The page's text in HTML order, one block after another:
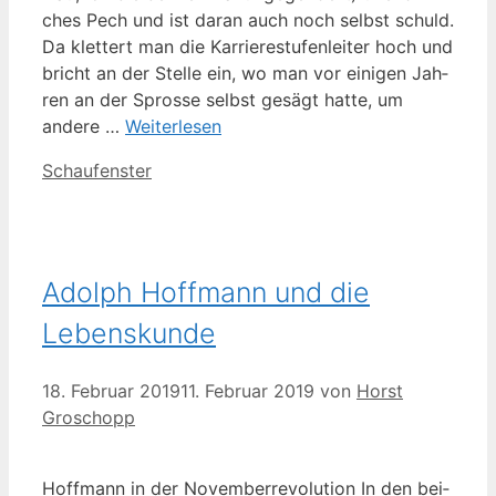
ches Pech und ist dar­an auch noch selbst schuld.
Da klet­tert man die Kar­rie­re­stu­fen­lei­ter hoch und
bricht an der Stel­le ein, wo man vor eini­gen Jah­
ren an der Spros­se selbst gesägt hat­te, um
ande­re … Wei­ter­le­sen
Kategorien
Schaufenster
Adolph Hoffmann und die
Lebenskunde
18. Februar 201911. Februar 2019 von Horst
Groschopp
Hoff­mann in der Novem­ber­re­vo­lu­ti­on In den bei­